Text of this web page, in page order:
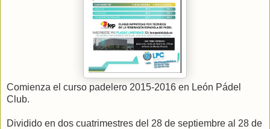
Comienza el curso padelero 2015-2016 en León Pádel
Club.
Dividido en dos cuatrimestres del 28 de septiembre al 28 de